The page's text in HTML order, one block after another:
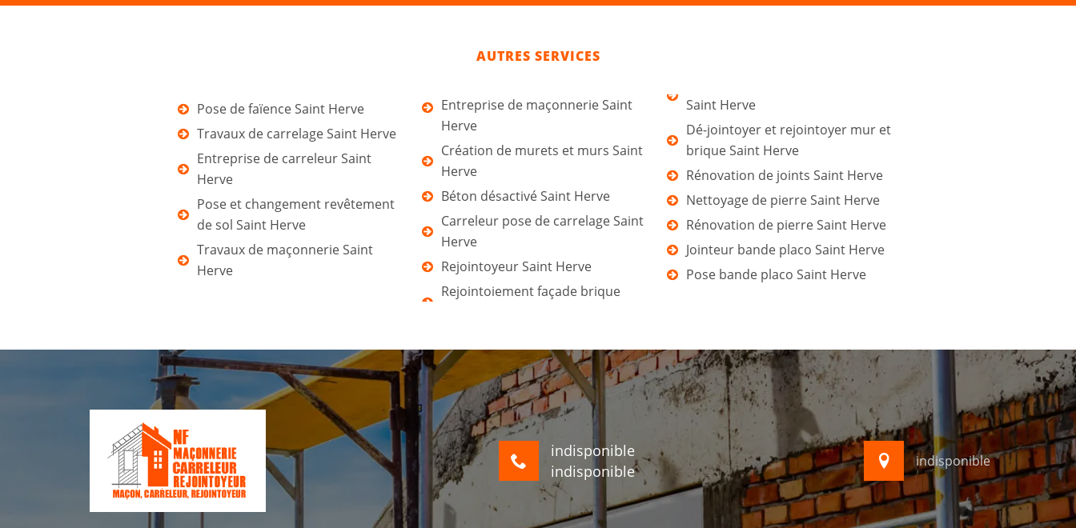
AUTRES SERVICES
Pose de faïence Saint Herve
Travaux de carrelage Saint Herve
Entreprise de carreleur Saint
Herve
Pose et changement revêtement
de sol Saint Herve
Travaux de maçonnerie Saint
Herve
Entreprise de maçonnerie Saint
Herve
Création de murets et murs Saint
Herve
Béton désactivé Saint Herve
Carreleur pose de carrelage Saint
Herve
Rejointoyeur Saint Herve
Rejointoiement façade brique
Saint Herve
Dé-jointoyer et rejointoyer mur et
brique Saint Herve
Rénovation de joints Saint Herve
Nettoyage de pierre Saint Herve
Rénovation de pierre Saint Herve
Jointeur bande placo Saint Herve
Pose bande placo Saint Herve
indisponible
indisponible
indisponible